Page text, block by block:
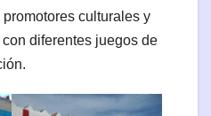
culturales y
diferentes juegos de